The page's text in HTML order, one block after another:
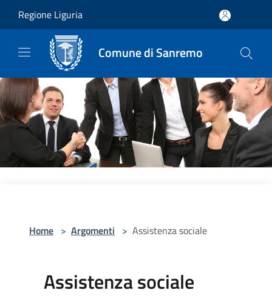
Regione Liguria
Comune di Sanremo
Home > Argomenti > Assistenza sociale
Assistenza sociale